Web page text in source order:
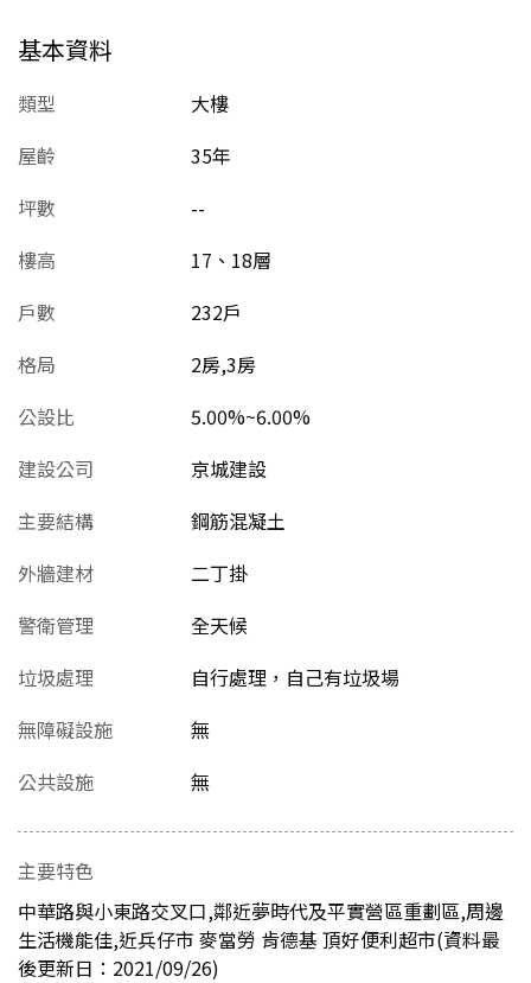
基本資料
類型
大樓
屋齡
35年
坪數
--
樓高
17、18層
戶數
232戶
格局
2房,3房
公設比
5.00%~6.00%
建設公司
京城建設
主要結構
鋼筋混凝土
外牆建材
二丁掛
警衛管理
全天候
垃圾處理
自行處理，自己有垃圾場
無障礙設施
無
公共設施
無
主要特色
中華路與小東路交叉口,鄰近夢時代及平實營區重劃區,周邊
生活機能佳,近兵仔市 麥當勞 肯德基 頂好便利超市(資料最
後更新日：2021/09/26)